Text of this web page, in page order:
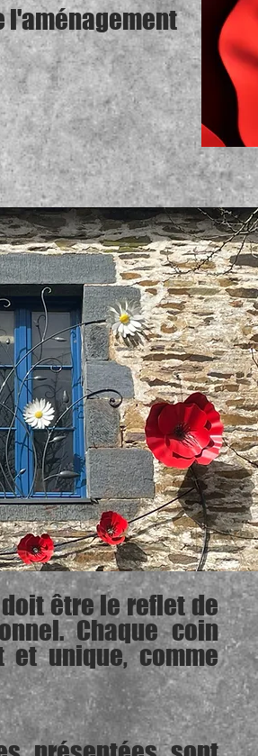
l'aménagement
être le reflet de
Chaque coin
unique, comme